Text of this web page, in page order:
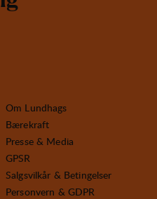
Om Lundhags
Bærekraft
Presse & Media
GPSR
Salgsvilkår & Betingelser
Personvern & GDPR